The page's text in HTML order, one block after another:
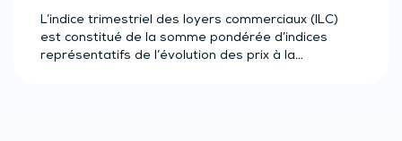
L’indice trimestriel des loyers commerciaux (ILC)
est constitué de la somme pondérée d’indices
représentatifs de l’évolution des prix à la…